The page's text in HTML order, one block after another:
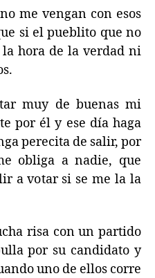
me vengan con esos
si el pueblito que no
la hora de la verdad ni
muy de buenas mi
por él y ese día haga
perecita de salir, por
obliga a nadie, que
a votar si se me la la
risa con un partido
por su candidato y
uno de ellos corre